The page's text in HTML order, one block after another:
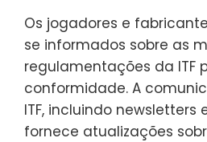
Os jogadores e
se informados sobre as
regulamentações da ITF
conformidade. A
ITF, incluindo newsletters
fornece atualizações